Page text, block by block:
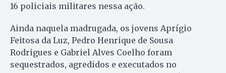
16 policiais militares nessa ação.
Ainda naquela madrugada, os jovens Aprígio
Feitosa da Luz, Pedro Henrique de Sousa
Rodrigues e Gabriel Alves Coelho foram
sequestrados, agredidos e executados no